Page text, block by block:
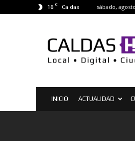
16 C Caldas sábado,
Hoy
|
Noticias
Caldas
INICIO ACTUALIDAD